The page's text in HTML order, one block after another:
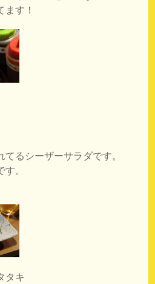
ます！
るシーザーサラダです。
。
タキ